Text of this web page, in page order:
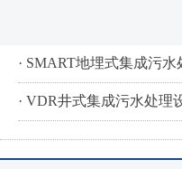
· SMART地埋式集成污水
· VDR井式集成污水处理